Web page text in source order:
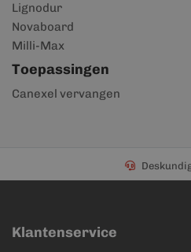
Lignodur
Novaboard
Milli-Max
Toepassingen
Canexel vervangen
Klantenservice